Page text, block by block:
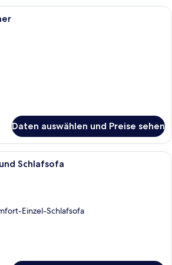
Ein Hotelzimmer mit einem Bett,
Daten auswählen und Preise sehen
Ein Hotelzimmer mit einem Bett,
Schlafsofa
Einzel-Schlafsofa